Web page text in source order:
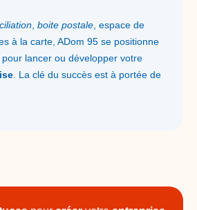
boite postale , espace de
à la carte, ADom 95 se positionne
lancer ou développer votre
. La clé du succès est à portée de